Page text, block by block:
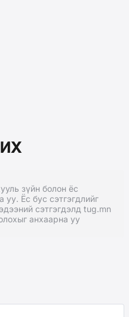
зүйн болон ёс
уу. Ёс бус сэтгэгдлийг
сэтгэгдэлд tug.mn
анхаарна уу